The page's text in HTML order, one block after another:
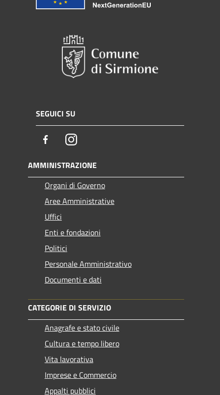
SEGUICI SU
FacebookInstagram
AMMINISTRAZIONE
Organi di Governo
Aree Amministrative
Uffici
Enti e fondazioni
Politici
Personale Amministrativo
Documenti e dati
CATEGORIE DI SERVIZIO
Anagrafe e stato civile
Cultura e tempo libero
Vita lavorativa
Imprese e Commercio
Appalti pubblici